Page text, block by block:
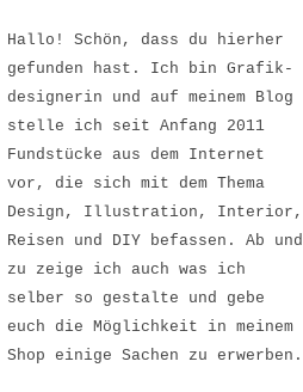
Hallo! Schön, dass du hierher
gefunden hast. Ich bin Grafik-
designerin und auf meinem Blog
stelle ich seit Anfang 2011
Fundstücke aus dem Internet
vor, die sich mit dem Thema
Design, Illustration, Interior,
Reisen und DIY befassen. Ab und
zu zeige ich auch was ich
selber so gestalte und gebe
euch die Möglichkeit in meinem
Shop einige Sachen zu erwerben.